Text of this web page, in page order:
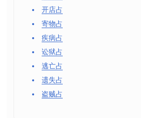
开店占
寄物占
疾病占
讼狱占
逃亡占
遗失占
盗贼占